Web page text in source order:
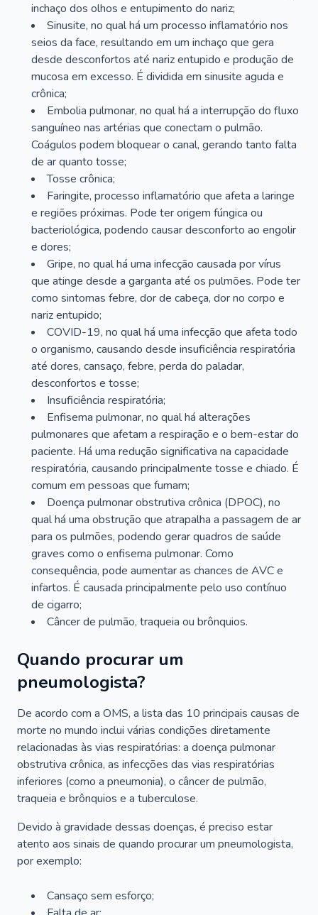
inchaço dos olhos e entupimento do nariz;
Sinusite, no qual há um processo inflamatório nos
seios da face, resultando em um inchaço que gera
desde desconfortos até nariz entupido e produção de
mucosa em excesso. É dividida em sinusite aguda e
crônica;
Embolia pulmonar, no qual há a interrupção do fluxo
sanguíneo nas artérias que conectam o pulmão.
Coágulos podem bloquear o canal, gerando tanto falta
de ar quanto tosse;
Tosse crônica;
Faringite, processo inflamatório que afeta a laringe
e regiões próximas. Pode ter origem fúngica ou
bacteriológica, podendo causar desconforto ao engolir
e dores;
Gripe, no qual há uma infecção causada por vírus
que atinge desde a garganta até os pulmões. Pode ter
como sintomas febre, dor de cabeça, dor no corpo e
nariz entupido;
COVID-19, no qual há uma infecção que afeta todo
o organismo, causando desde insuficiência respiratória
até dores, cansaço, febre, perda do paladar,
desconfortos e tosse;
Insuficiência respiratória;
Enfisema pulmonar, no qual há alterações
pulmonares que afetam a respiração e o bem-estar do
paciente. Há uma redução significativa na capacidade
respiratória, causando principalmente tosse e chiado. É
comum em pessoas que fumam;
Doença pulmonar obstrutiva crônica (DPOC), no
qual há uma obstrução que atrapalha a passagem de ar
para os pulmões, podendo gerar quadros de saúde
graves como o enfisema pulmonar. Como
consequência, pode aumentar as chances de AVC e
infartos. É causada principalmente pelo uso contínuo
de cigarro;
Câncer de pulmão, traqueia ou brônquios.
Quando procurar um
pneumologista?
De acordo com a OMS, a lista das 10 principais causas de
morte no mundo inclui várias condições diretamente
relacionadas às vias respiratórias: a doença pulmonar
obstrutiva crônica, as infecções das vias respiratórias
inferiores (como a pneumonia), o câncer de pulmão,
traqueia e brônquios e a tuberculose.
Devido à gravidade dessas doenças, é preciso estar
atento aos sinais de quando procurar um pneumologista,
por exemplo:
Cansaço sem esforço;